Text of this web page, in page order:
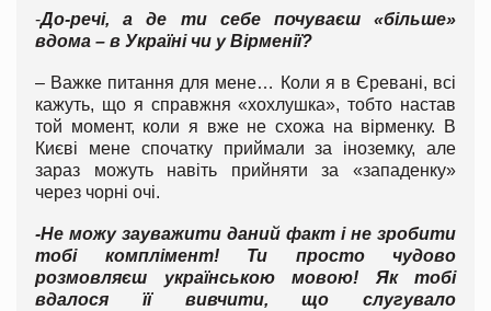
-До-речі, а де ти себе почуваєш «більше»
вдома – в Україні чи у Вірменії?
– Важке питання для мене… Коли я в Єревані, всі
кажуть, що я справжня «хохлушка», тобто настав
той момент, коли я вже не схожа на вірменку. В
Києві мене спочатку приймали за іноземку, але
зараз можуть навіть прийняти за «западенку»
через чорні очі.
-Не можу зауважити даний факт і не зробити
тобі комплімент! Ти просто чудово
розмовляєш українською мовою! Як тобі
вдалося її вивчити, що слугувало